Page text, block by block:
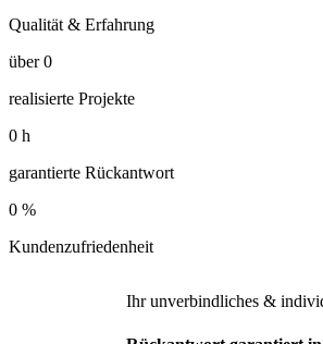
Qualität & Erfahrung
über 0
realisierte Projekte
0 h
garantierte Rückantwort
0 %
Kundenzufriedenheit
Ihr unverbindliches &